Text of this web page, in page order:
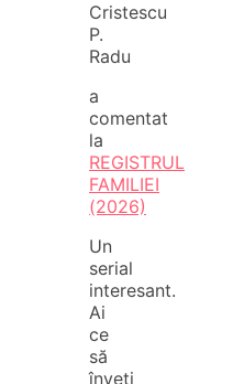
Cristescu
P.
Radu
a
comentat
la
REGISTRUL
FAMILIEI
(2026)
Un
serial
interesant.
Ai
ce
să
înveți